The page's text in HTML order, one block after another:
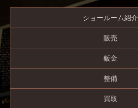
ショールーム紹介
販売
鈑金
整備
買取